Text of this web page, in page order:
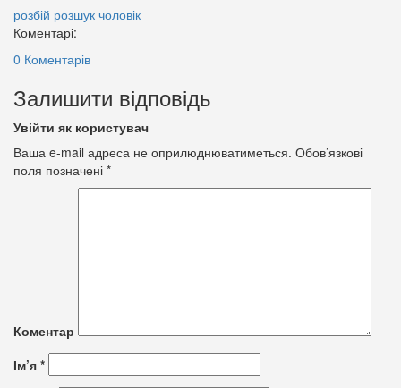
розбій розшук чоловік
Коментарі:
0 Коментарів
Залишити відповідь
Увійти як користувач
Ваша e-mail адреса не оприлюднюватиметься. Обов’язкові
поля позначені *
Коментар
Ім’я *